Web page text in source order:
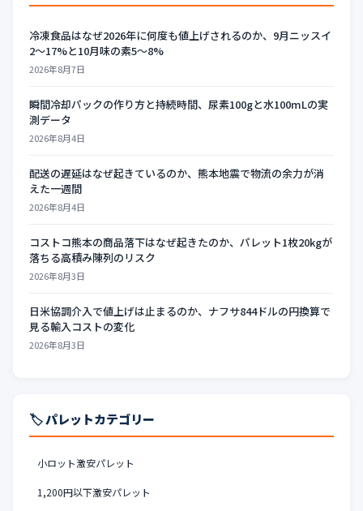
冷凍食品はなぜ2026年に何度も値上げされるのか、9月ニッスイ
2〜17%と10月味の素5〜8%
2026年8月7日
瞬間冷却パックの作り方と持続時間、尿素100gと水100mLの実
測データ
2026年8月4日
配送の遅延はなぜ起きているのか、熊本地震で物流の余力が消
えた一週間
2026年8月4日
コストコ熊本の商品落下はなぜ起きたのか、パレット1枚20kgが
落ちる高積み陳列のリスク
2026年8月3日
日米協調介入で値上げは止まるのか、ナフサ844ドルの円換算で
見る輸入コストの変化
2026年8月3日
🏷️ パレットカテゴリー
小ロット激安パレット
1,200円以下激安パレット